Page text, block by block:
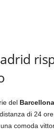
del Barcellona
di 24
comoda